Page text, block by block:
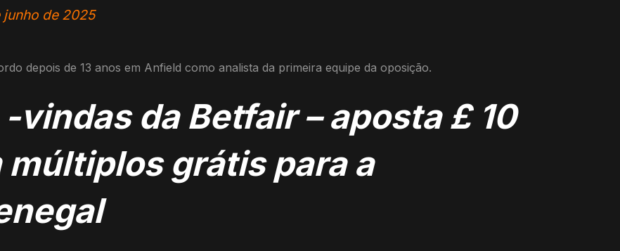
junho de 2025
depois de 13 anos em Anfield como analista da primeira equipe da oposição.
vindas da Betfair – aposta £ 10
múltiplos grátis para a